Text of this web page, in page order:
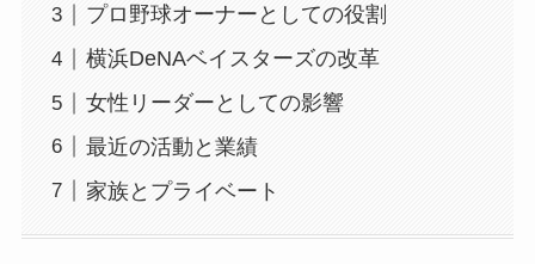
プロ野球オーナーとしての役割
横浜DeNAベイスターズの改革
女性リーダーとしての影響
最近の活動と業績
家族とプライベート